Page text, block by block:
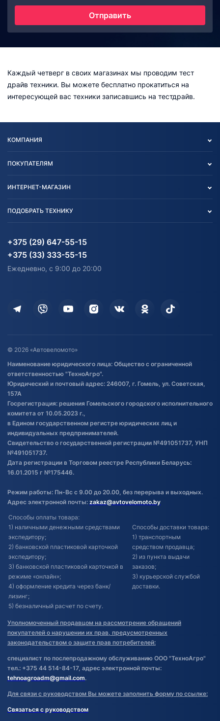
Отправить
Каждый четверг в своих магазинах мы проводим тест
драйв техники. Вы можете бесплатно прокатиться на
интересующей вас техники записавшись на тестдрайв.
КОМПАНИЯ
Блог
Карта сайта
ПОКУПАТЕЛЯМ
Согласие на обработку
Информация до получения
согласия на обработку
Доставка
Дополнительные услуги
Оставить отзыв
Договор публичной оферты
Обработка файлов cookie
Постановка транспорта на учет
Обновления в ЭПТС 2024
ИНТЕРНЕТ-МАГАЗИН
Агротехника
Водный транспорт
Электротранспорт
Здоровье
ПОДОБРАТЬ ТЕХНИКУ
Агротехника
Электротранспорт
+375 (29) 647-55-15
+375 (33) 333-55-15
Ежедневно, с 9:00 до 20:00
© 2026 «Автовеломото»
Наименование юридического лица: Общество с ограниченной
ответственностью "ТехноАгро".
Юридический и почтовый адрес: 246007, г. Гомель, ул. Советская,
157А
Госрегистрация: решения Гомельского городского исполнительного
комитета от 10.05.2023 г.,
в Едином государственном регистре юридических лиц и
индивидуальных предпринимателей.
Свидетельство о государственной регистрации №491051737, УНП
№491051737.
Дата регистрации в Торговом реестре Республики Беларусь:
16.01.2015 г №175446.
Режим работы: Пн-Вс с 9.00 до 20.00, без перерыва и выходных.
Адрес электронной почты: zakaz@avtovelomoto.by
Способы оплаты товара:
1) наличными денежными средствами
экспедитору;
2) банковской пластиковой карточкой
экспедитору;
3) банковской пластиковой карточкой в
режиме «онлайн»;
4) оформление кредита через банк/
лизинг;
5) безналичный расчет по счету.
Способы доставки товара:
1) транспортным
средством продавца;
2) из пункта выдачи
заказов;
3) курьерской службой
доставки.
Уполномоченный продавцом на рассмотрение обращений
покупателей о нарушении их прав, предусмотренных
законодательством о защите прав потребителей:
специалист по послепродажному обслуживанию ООО "ТехноАгро"
тел.: +375 44 514-84-17, адрес электронной почты:
tehnoagroadm@gmail.com.
Для связи с руководством Вы можете заполнить форму по ссылке:
Связаться с руководством